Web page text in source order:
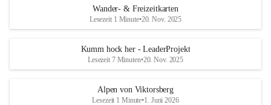
Wander- & Freizeitkarten
Lesezeit 1 Minute•20. Nov. 2025
Kumm hock her - LeaderProjekt
Lesezeit 7 Minuten•20. Nov. 2025
Alpen von Viktorsberg
Lesezeit 1 Minute•1. Juni 2026